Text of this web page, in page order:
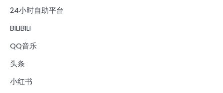
24小时自助平台
BILIBILI
QQ音乐
头条
小红书